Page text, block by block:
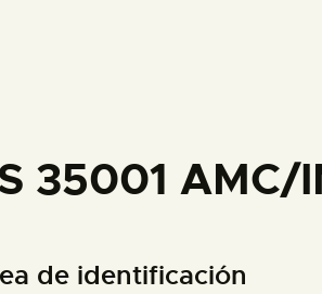
35001
de identificación